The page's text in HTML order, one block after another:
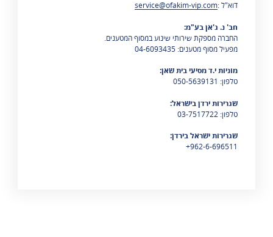
דוא"ל :service@ofakim-vip.com
חב' נ. ג'אן בע"מ:
החברה מספקת שירותי שינוע במסוף המטענים.
מפעיל מסוף מטענים: 04-6093435
מוניות י.ד מסיעי בית שאן:
טלפון: 050-5639131
שגרירות ירדן בישראל:
טלפון: 03-7517722
שגרירות ישראל בירדן:
962-6-696511+